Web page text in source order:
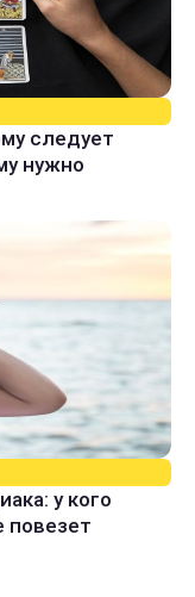
следует
нужно
у кого
повезет